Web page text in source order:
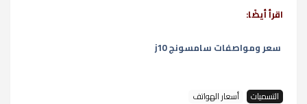
اقرأ أيضًا:
سعر ومواصفات سامسونج j10
التسميات أسعار الهواتف